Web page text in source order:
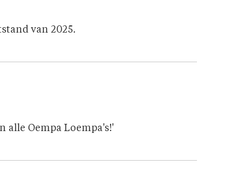
van 2025.
alle Oempa Loempa's!'